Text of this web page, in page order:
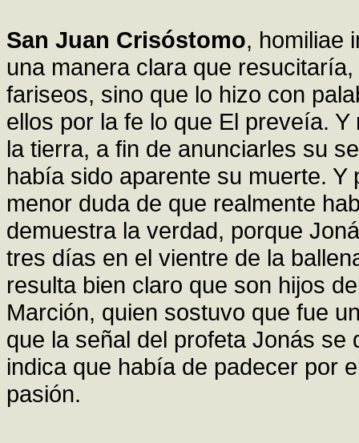
San Juan Crisóstomo, homiliae
una manera clara que
fariseos, sino que lo hizo con
ellos por la fe lo que El preveía.
la tierra, a fin de anunciarles su
había sido aparente su muerte.
menor duda de que realmente
demuestra la verdad, porque
tres días en el vientre de la
resulta bien claro que son hijos
Marción, quien sostuvo que fue
que la señal del profeta Jonás
indica que había de padecer por
pasión.